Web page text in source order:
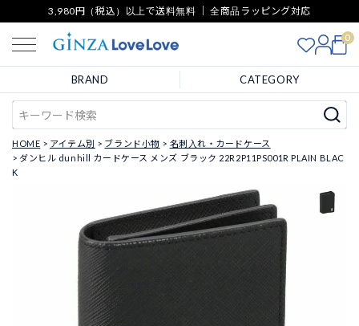
3,980円（税込）以上で送料無料 ｜ 全商品ラッピング対応
0
BRAND CATEGORY
HOME アイテム別 ブランド小物
名刺入れ・カードケース
ダンヒル dunhill カードケース メンズ ブラック 22R2P11PS001R PLAIN BLAC
K